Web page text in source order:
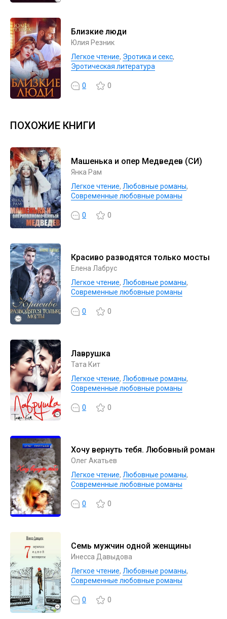
Близкие люди
Юлия Резник
Легкое чтение, Эротика и секс,
Эротическая литература
0 0
ПОХОЖИЕ КНИГИ
Машенька и опер Медведев (СИ)
Янка Рам
Легкое чтение, Любовные романы,
Современные любовные романы
0 0
Красиво разводятся только мосты
Елена Лабрус
Легкое чтение, Любовные романы,
Современные любовные романы
0 0
Лаврушка
Тата Кит
Легкое чтение, Любовные романы,
Современные любовные романы
0 0
Хочу вернуть тебя. Любовный роман
Олег Акатьев
Легкое чтение, Любовные романы,
Современные любовные романы
0 0
Семь мужчин одной женщины
Инесса Давыдова
Легкое чтение, Любовные романы,
Современные любовные романы
0 0